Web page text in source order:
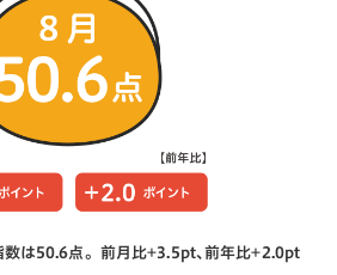
は50.6点。前月比+3.5pt､前年比+2.0pt